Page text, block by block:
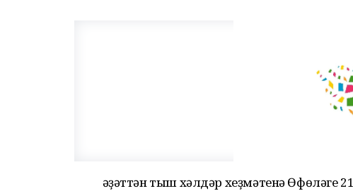
Ғәҙәттән тыш хәлдәр хеҙмәтенә Өфөләге